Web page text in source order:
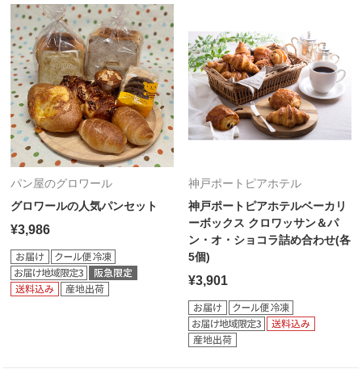
パン屋のグロワール
グロワールの人気パンセット
¥3,986
神戸ポートピアホテル
神戸ポートピアホテルベーカリ
ーボックス クロワッサン＆パ
ン・オ・ショコラ詰め合わせ(各
5個)
¥3,901